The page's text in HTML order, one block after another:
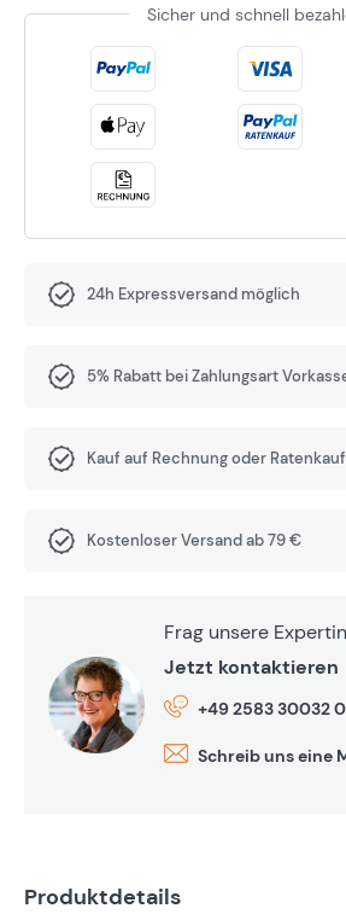
Sicher und schnell
24h Expressversand möglich
5% Rabatt bei Zahlungsart
Kauf auf Rechnung oder Ratenkauf
Kostenloser Versand ab 79 €
Frag unsere
Jetzt kontaktieren
+49 2583 30032 0
Schreib uns eine
Produktdetails